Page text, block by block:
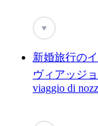
♥
新婚旅行の
ヴィアッジ
viaggio di